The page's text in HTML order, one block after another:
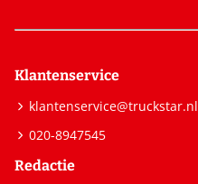
Klantenservice
klantenservice@truckstar.nl
020-8947545
Redactie